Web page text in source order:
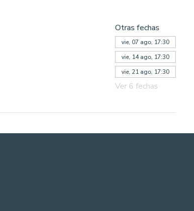
Otras fechas
vie, 07 ago, 17:30
vie, 14 ago, 17:30
vie, 21 ago, 17:30
Ver 6 fechas